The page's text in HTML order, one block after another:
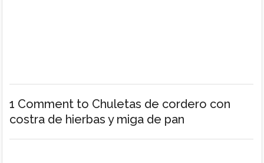
1 Comment to Chuletas de cordero con
costra de hierbas y miga de pan